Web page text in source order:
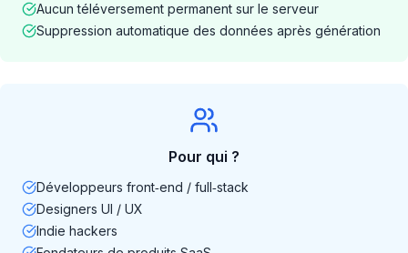
Aucun téléversement permanent sur le serveur
Suppression automatique des données après génération
Pour qui ?
Développeurs front‑end / full‑stack
Designers UI / UX
Indie hackers